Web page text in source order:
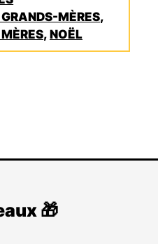
GRANDS-MÈRES,
, NOËL
🎁